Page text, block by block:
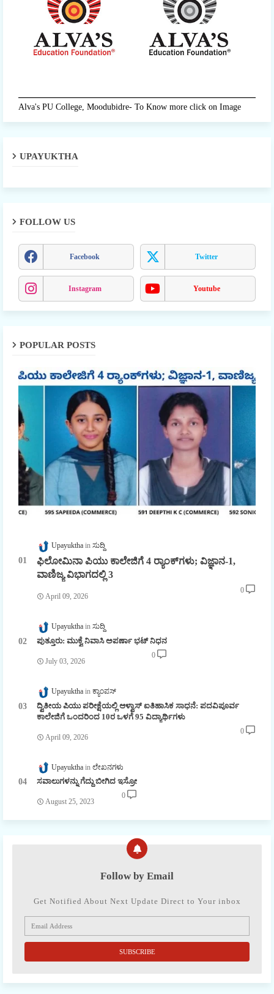
Alva's PU College, Moodubidre- To Know more click on Image
UPAYUKTHA
FOLLOW US
Facebook Twitter
Instagram Youtube
POPULAR POSTS
Upayuktha ಸುದ್ದಿ
ಫಿಲೋಮಿನಾ ಪಿಯು ಕಾಲೇಜಿಗೆ 4 ರ್‍ಯಾಂಕ್‌ಗಳು; ವಿಜ್ಞಾನ-1,
ವಾಣಿಜ್ಯ ವಿಭಾಗದಲ್ಲಿ 3
April 09, 2026
0
Upayuktha ಸುದ್ದಿ
ಪುತ್ತೂರು: ಮುಕ್ವೆ ನಿವಾಸಿ ಅಪರ್ಣಾ ಭಟ್ ನಿಧನ
July 03, 2026
0
Upayuktha ಕ್ಯಾಂಪಸ್
ದ್ವಿತೀಯ ಪಿಯು ಪರೀಕ್ಷೆಯಲ್ಲಿ ಆಳ್ವಾಸ್ ಐತಿಹಾಸಿಕ ಸಾಧನೆ: ಪದವಿಪೂರ್ವ
ಕಾಲೇಜಿಗೆ ಒಂದರಿಂದ 10ರ ಒಳಗೆ 95 ವಿದ್ಯಾರ್ಥಿಗಳು
April 09, 2026
0
Upayuktha ಲೇಖನಗಳು
ಸವಾಲುಗಳನ್ನು ಗೆದ್ದು ಬೀಗಿದ ಇಸ್ರೋ
August 25, 2023
0
Follow by Email
Get Notified About Next Update Direct to Your inbox